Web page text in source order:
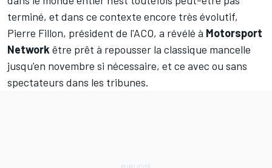
terminé, et dans ce contexte encore très évolutif,
Pierre Fillon, président de l'ACO, a révélé à Motorsport
Network être prêt à repousser la classique mancelle
jusqu'en novembre si nécessaire, et ce avec ou sans
spectateurs dans les tribunes.